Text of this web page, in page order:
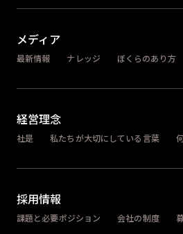
メディア
最新情報 ナレッジ ぼくらのあり方
経営理念
社是 私たちが大切にしている言葉
採用情報
課題と必要ポジション 会社の制度